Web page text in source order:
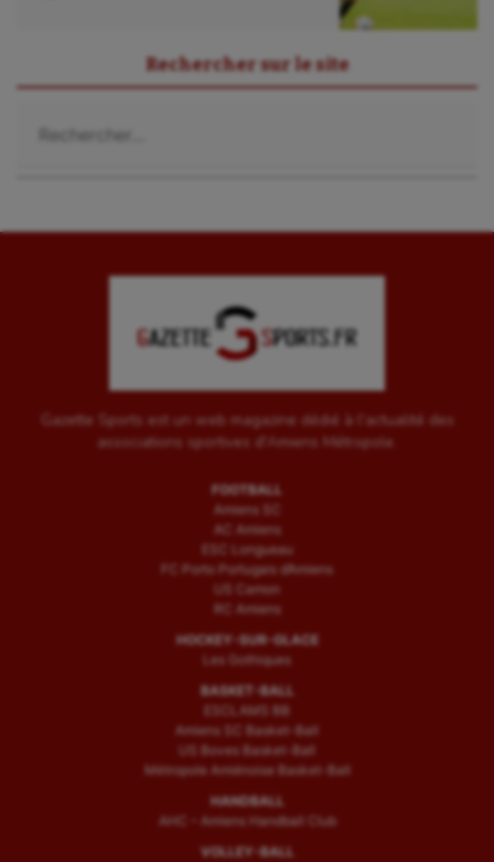
Rechercher sur le site
Gazette Sports est un web magazine dédié à l'actualité des
associations sportives d'Amiens Métropole.
FOOTBALL
Amiens SC
AC Amiens
ESC Longueau
FC Porto Portugais d’Amiens
US Camon
RC Amiens
HOCKEY-SUR-GLACE
Les Gothiques
BASKET-BALL
ESCLAMS BB
Amiens SC Basket-Ball
US Boves Basket-Ball
Métropole Amiénoise Basket-Ball
HANDBALL
AHC – Amiens Handball Club
VOLLEY-BALL